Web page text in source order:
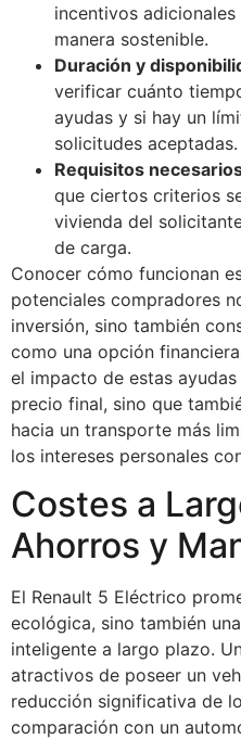
incentivos
manera sostenible.
Duración y
verificar cuánto
ayudas y si hay un
solicitudes aceptadas.
Requisitos
que ciertos criterios
vivienda del
de carga.
Conocer cómo funcionan
potenciales compradores
inversión, sino también
como una opción
el impacto de estas
precio final, sino que
hacia un transporte más
los intereses personales
Costes a
Ahorros y
El Renault 5 Eléctrico
ecológica, sino también
inteligente a largo plazo.
atractivos de poseer un
reducción significativa de
comparación con un